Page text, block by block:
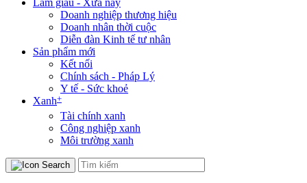
Làm giàu - Xưa nay
Doanh nghiệp thương hiệu
Doanh nhân thời cuộc
Diễn đàn Kinh tế tư nhân
Sản phẩm mới
Kết nối
Chính sách - Pháp Lý
Y tế - Sức khoẻ
Xanh+
Tài chính xanh
Công nghiệp xanh
Môi trường xanh